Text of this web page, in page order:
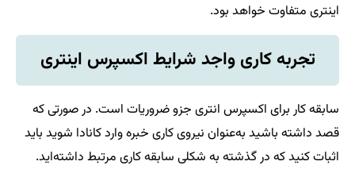
اینتری متفاوت خواهد بود.
تجربه کاری واجد شرایط اکسپرس اینتری
سابقه کار برای اکسپرس انتری جزو ضروریات است. در صورتی که
قصد داشته باشید به‌عنوان نیروی کاری خبره وارد کانادا شوید باید
اثبات کنید که در گذشته به شکلی سابقه کاری مرتبط داشته‌اید.